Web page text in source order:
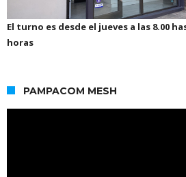
El turno es desde el jueves a las 8.00
horas
PAMPACOM MESH